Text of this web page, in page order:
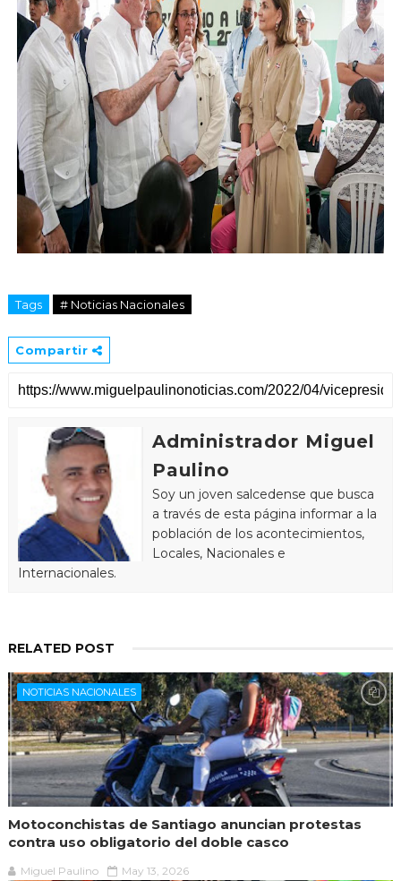
Tags # Noticias Nacionales
Compartir
Administrador Miguel
Paulino
Soy un joven salcedense que busca
a través de esta página informar a la
población de los acontecimientos,
Locales, Nacionales e
Internacionales.
RELATED POST
NOTICIAS NACIONALES
Motoconchistas de Santiago anuncian protestas
contra uso obligatorio del doble casco
Miguel Paulino May 13, 2026